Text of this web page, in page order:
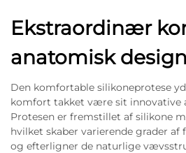
Ekstraordinær
anatomisk design
Den komfortable silikoneprotese
komfort takket være sit innovative
Protesen er fremstillet af silikone
hvilket skaber varierende grader
og efterligner de naturlige